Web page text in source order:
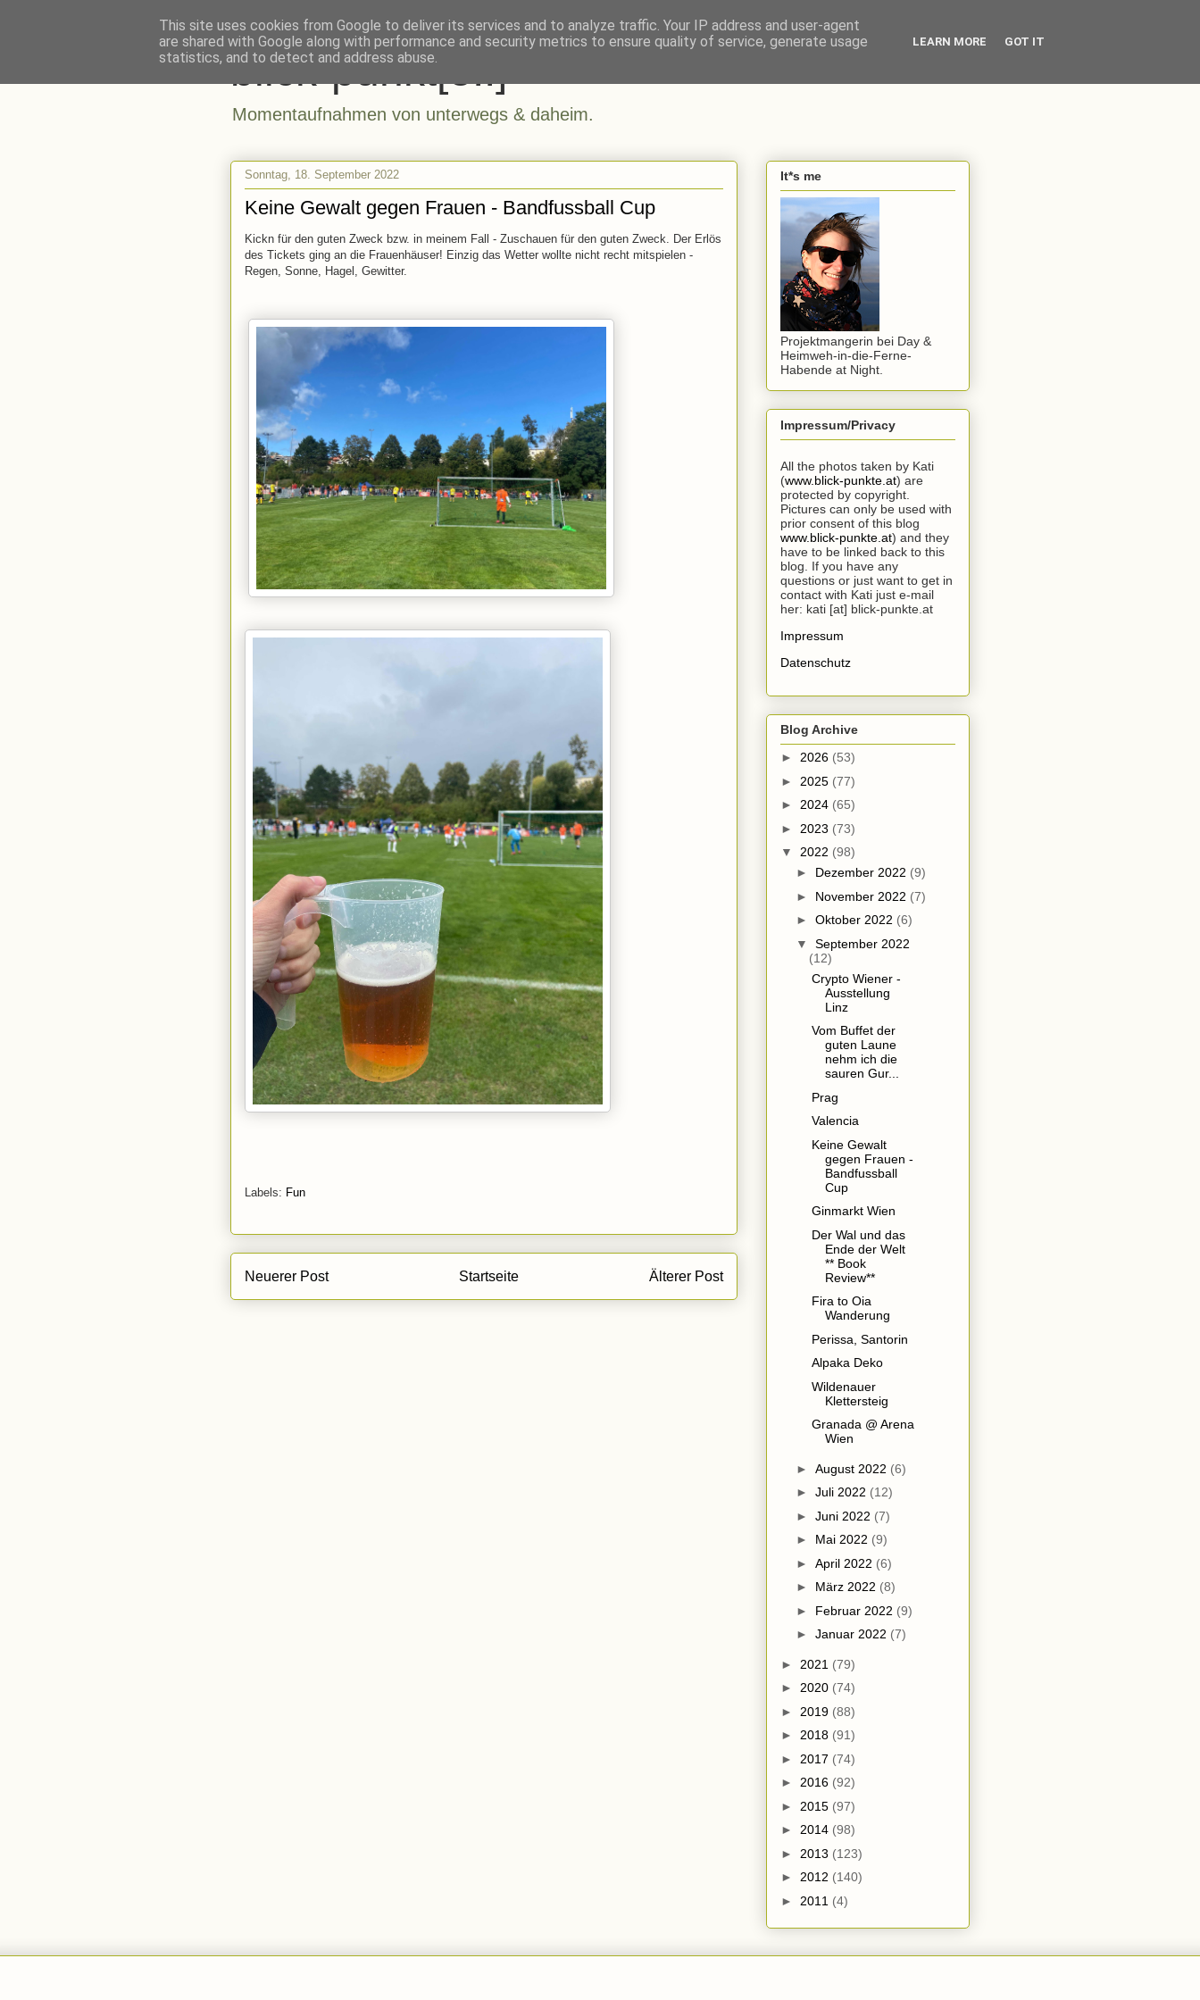
blick-punkt[e..]
Momentaufnahmen von unterwegs & daheim.
Sonntag, 18. September 2022
Keine Gewalt gegen Frauen - Bandfussball Cup
Kickn für den guten Zweck bzw. in meinem Fall - Zuschauen für den guten Zweck. Der Erlös
des Tickets ging an die Frauenhäuser! Einzig das Wetter wollte nicht recht mitspielen -
Regen, Sonne, Hagel, Gewitter.
Labels: Fun
Neuerer Post Älterer Post
Startseite
It*s me
Projektmangerin bei Day &
Heimweh-in-die-Ferne-
Habende at Night.
Impressum/Privacy
All the photos taken by Kati
(www.blick-punkte.at) are
protected by copyright.
Pictures can only be used with
prior consent of this blog
www.blick-punkte.at) and they
have to be linked back to this
blog. If you have any
questions or just want to get in
contact with Kati just e-mail
her: kati [at] blick-punkte.at
Impressum
Datenschutz
Blog Archive
► 2026 (53)
► 2025 (77)
► 2024 (65)
► 2023 (73)
▼ 2022 (98)
► Dezember 2022 (9)
► November 2022 (7)
► Oktober 2022 (6)
▼ September 2022
(12)
Crypto Wiener -
Ausstellung
Linz
Vom Buffet der
guten Laune
nehm ich die
sauren Gur...
Prag
Valencia
Keine Gewalt
gegen Frauen -
Bandfussball
Cup
Ginmarkt Wien
Der Wal und das
Ende der Welt
** Book
Review**
Fira to Oia
Wanderung
Perissa, Santorin
Alpaka Deko
Wildenauer
Klettersteig
Granada @ Arena
Wien
► August 2022 (6)
► Juli 2022 (12)
► Juni 2022 (7)
► Mai 2022 (9)
► April 2022 (6)
► März 2022 (8)
► Februar 2022 (9)
► Januar 2022 (7)
► 2021 (79)
► 2020 (74)
► 2019 (88)
► 2018 (91)
► 2017 (74)
► 2016 (92)
► 2015 (97)
► 2014 (98)
► 2013 (123)
► 2012 (140)
► 2011 (4)
This site uses cookies from Google to deliver its services and to analyze traffic. Your IP address and user-agent
are shared with Google along with performance and security metrics to ensure quality of service, generate usage
statistics, and to detect and address abuse.
LEARN MORE GOT IT